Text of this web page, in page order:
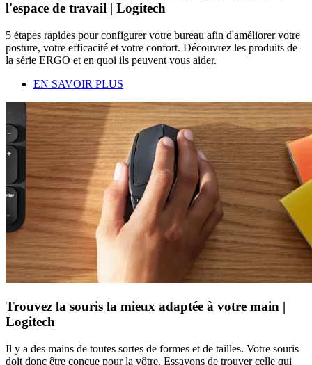
l'espace de travail | Logitech
5 étapes rapides pour configurer votre bureau afin d'améliorer votre
posture, votre efficacité et votre confort. Découvrez les produits de
la série ERGO et en quoi ils peuvent vous aider.
EN SAVOIR PLUS
Trouvez la souris la mieux adaptée à votre main |
Logitech
Il y a des mains de toutes sortes de formes et de tailles. Votre souris
doit donc être conçue pour la vôtre. Essayons de trouver celle qui